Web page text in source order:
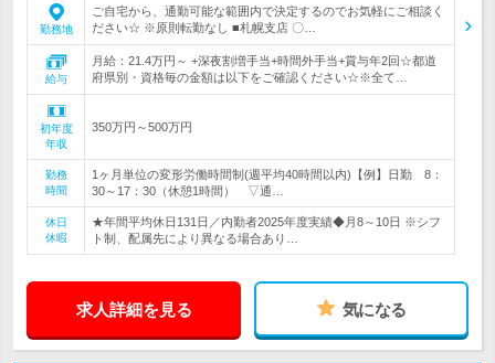
勤務地
ご自宅から、通勤可能な範囲内で決定するのでお気軽にご相談く
ださい☆ ※原則転勤なし ■札幌支店 〇…
給与
月給：21.4万円～ +深夜割増手当+時間外手当+賞与年2回☆都道
府県別・資格毎の金額は以下をご確認ください☆※全て…
初年度
年収
350万円～500万円
勤務
時間
1ヶ月単位の変形労働時間制(週平均40時間以内)【例】日勤 8：
30～17：30（休憩1時間） ▽通…
休日
休暇
★年間平均休日131日／内勤者2025年度実績◆月8～10日 ※シフ
ト制、配属先により異なる場合あり…
求人詳細を見る 気になる